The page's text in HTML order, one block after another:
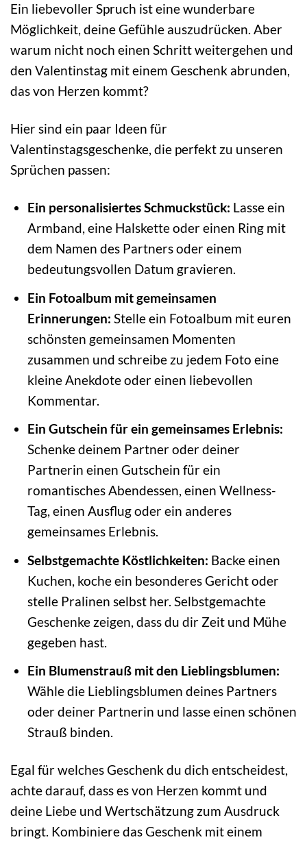
Ein liebevoller Spruch ist eine wunderbare
Möglichkeit, deine Gefühle auszudrücken. Aber
warum nicht noch einen Schritt weitergehen und
den Valentinstag mit einem Geschenk abrunden,
das von Herzen kommt?
Hier sind ein paar Ideen für
Valentinstagsgeschenke, die perfekt zu unseren
Sprüchen passen:
Ein personalisiertes Schmuckstück: Lasse ein
Armband, eine Halskette oder einen Ring mit
dem Namen des Partners oder einem
bedeutungsvollen Datum gravieren.
Ein Fotoalbum mit gemeinsamen
Erinnerungen: Stelle ein Fotoalbum mit euren
schönsten gemeinsamen Momenten
zusammen und schreibe zu jedem Foto eine
kleine Anekdote oder einen liebevollen
Kommentar.
Ein Gutschein für ein gemeinsames Erlebnis:
Schenke deinem Partner oder deiner
Partnerin einen Gutschein für ein
romantisches Abendessen, einen Wellness-
Tag, einen Ausflug oder ein anderes
gemeinsames Erlebnis.
Selbstgemachte Köstlichkeiten: Backe einen
Kuchen, koche ein besonderes Gericht oder
stelle Pralinen selbst her. Selbstgemachte
Geschenke zeigen, dass du dir Zeit und Mühe
gegeben hast.
Ein Blumenstrauß mit den Lieblingsblumen:
Wähle die Lieblingsblumen deines Partners
oder deiner Partnerin und lasse einen schönen
Strauß binden.
Egal für welches Geschenk du dich entscheidest,
achte darauf, dass es von Herzen kommt und
deine Liebe und Wertschätzung zum Ausdruck
bringt. Kombiniere das Geschenk mit einem